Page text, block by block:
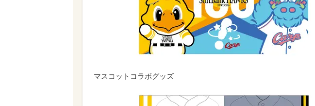
マスコットコラボグッズ